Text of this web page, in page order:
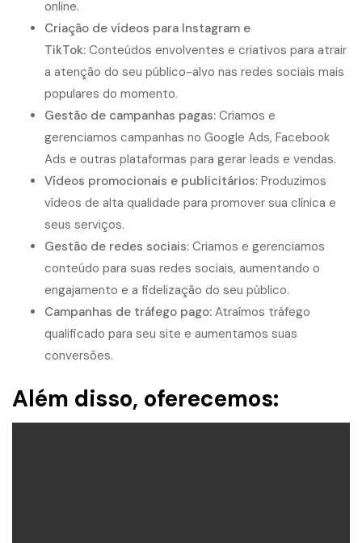
online.
Criação de vídeos para Instagram e
TikTok: Conteúdos envolventes e criativos para atrair
a atenção do seu público-alvo nas redes sociais mais
populares do momento.
Gestão de campanhas pagas: Criamos e
gerenciamos campanhas no Google Ads, Facebook
Ads e outras plataformas para gerar leads e vendas.
Vídeos promocionais e publicitários: Produzimos
vídeos de alta qualidade para promover sua clínica e
seus serviços.
Gestão de redes sociais: Criamos e gerenciamos
conteúdo para suas redes sociais, aumentando o
engajamento e a fidelização do seu público.
Campanhas de tráfego pago: Atraímos tráfego
qualificado para seu site e aumentamos suas
conversões.
Além disso, oferecemos: